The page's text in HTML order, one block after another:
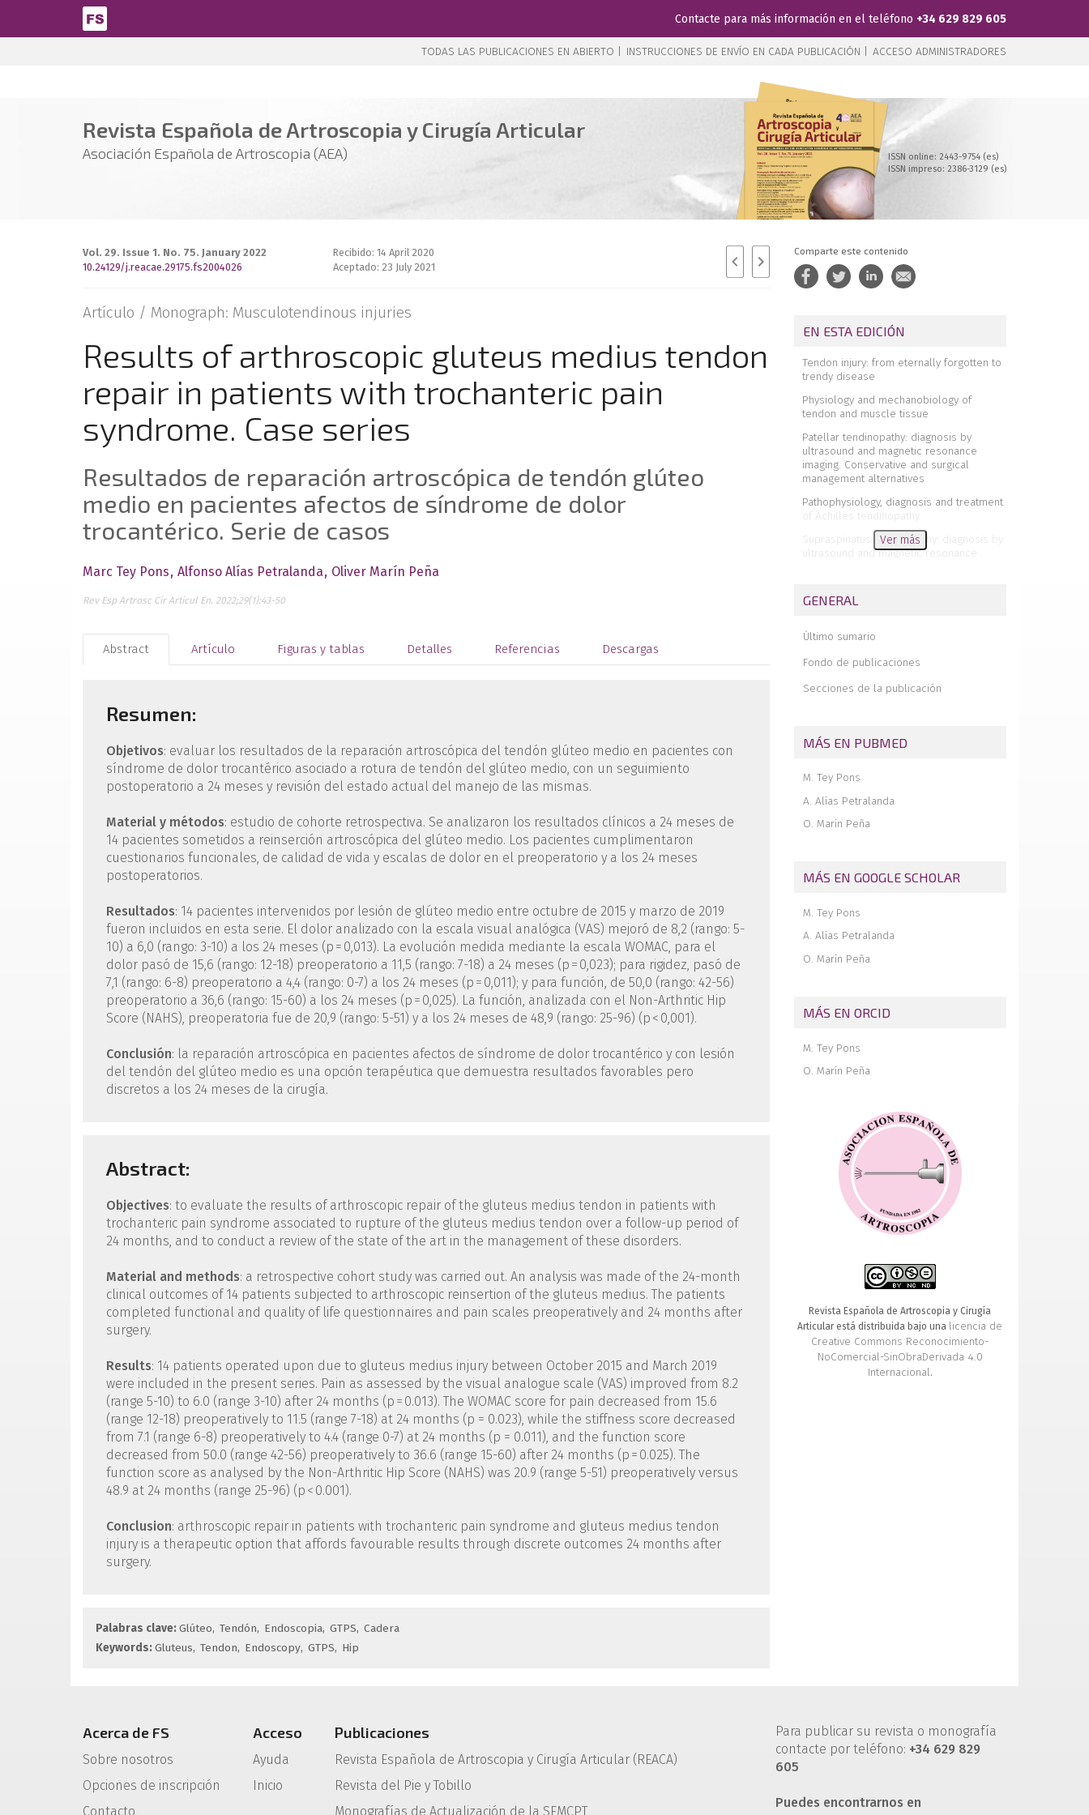
Pasar al contenido principal
Contacte para más información en el teléfono +34 629 829 605
TODAS LAS PUBLICACIONES EN ABIERTO | INSTRUCCIONES DE ENVÍO EN CADA PUBLICACIÓN | ACCESO ADMINISTRADORES
Revista Española de Artroscopia y Cirugía Articular
Asociación Española de Artroscopia (AEA)
ISSN online: 2443-9754 (es)
ISSN impreso: 2386-3129 (es)
Vol. 29. Issue 1. No. 75. January 2022
10.24129/j.reacae.29175.fs2004026
Recibido: 14 April 2020
Aceptado: 23 July 2021
Artículo / Monograph: Musculotendinous injuries
Results of arthroscopic gluteus medius tendon
repair in patients with trochanteric pain
syndrome. Case series
Resultados de reparación artroscópica de tendón glúteo
medio en pacientes afectos de síndrome de dolor
trocantérico. Serie de casos
Marc Tey Pons Alfonso Alías Petralanda Oliver Marín Peña
Rev Esp Artrosc Cir Articul En. 2022;29(1):43-50
Abstract Artículo Figuras y tablas Detalles Referencias Descargas
Resumen:
Objetivos: evaluar los resultados de la reparación artroscópica del tendón glúteo medio en pacientes con
síndrome de dolor trocantérico asociado a rotura de tendón del glúteo medio, con un seguimiento
postoperatorio a 24 meses y revisión del estado actual del manejo de las mismas.
Material y métodos: estudio de cohorte retrospectiva. Se analizaron los resultados clínicos a 24 meses de
14 pacientes sometidos a reinserción artroscópica del glúteo medio. Los pacientes cumplimentaron
cuestionarios funcionales, de calidad de vida y escalas de dolor en el preoperatorio y a los 24 meses
postoperatorios.
Resultados: 14 pacientes intervenidos por lesión de glúteo medio entre octubre de 2015 y marzo de 2019
fueron incluidos en esta serie. El dolor analizado con la escala visual analógica (VAS) mejoró de 8,2 (rango: 5-
10) a 6,0 (rango: 3-10) a los 24 meses (p = 0,013). La evolución medida mediante la escala WOMAC, para el
dolor pasó de 15,6 (rango: 12-18) preoperatorio a 11,5 (rango: 7-18) a 24 meses (p = 0,023); para rigidez, pasó de
7,1 (rango: 6-8) preoperatorio a 4,4 (rango: 0-7) a los 24 meses (p = 0,011); y para función, de 50,0 (rango: 42-56)
preoperatorio a 36,6 (rango: 15-60) a los 24 meses (p = 0,025). La función, analizada con el Non-Arthritic Hip
Score (NAHS), preoperatoria fue de 20,9 (rango: 5-51) y a los 24 meses de 48,9 (rango: 25-96) (p < 0,001).
Conclusión: la reparación artroscópica en pacientes afectos de síndrome de dolor trocantérico y con lesión
del tendón del glúteo medio es una opción terapéutica que demuestra resultados favorables pero
discretos a los 24 meses de la cirugía.
Abstract:
Objectives: to evaluate the results of arthroscopic repair of the gluteus medius tendon in patients with
trochanteric pain syndrome associated to rupture of the gluteus medius tendon over a follow-up period of
24 months, and to conduct a review of the state of the art in the management of these disorders.
Material and methods: a retrospective cohort study was carried out. An analysis was made of the 24-month
clinical outcomes of 14 patients subjected to arthroscopic reinsertion of the gluteus medius. The patients
completed functional and quality of life questionnaires and pain scales preoperatively and 24 months after
surgery.
Results: 14 patients operated upon due to gluteus medius injury between October 2015 and March 2019
were included in the present series. Pain as assessed by the visual analogue scale (VAS) improved from 8.2
(range 5-10) to 6.0 (range 3-10) after 24 months (p = 0.013). The WOMAC score for pain decreased from 15.6
(range 12-18) preoperatively to 11.5 (range 7-18) at 24 months (p = 0.023), while the stiffness score decreased
from 7.1 (range 6-8) preoperatively to 4.4 (range 0-7) at 24 months (p = 0.011), and the function score
decreased from 50.0 (range 42-56) preoperatively to 36.6 (range 15-60) after 24 months (p = 0.025). The
function score as analysed by the Non-Arthritic Hip Score (NAHS) was 20.9 (range 5-51) preoperatively versus
48.9 at 24 months (range 25-96) (p < 0.001).
Conclusion: arthroscopic repair in patients with trochanteric pain syndrome and gluteus medius tendon
injury is a therapeutic option that affords favourable results through discrete outcomes 24 months after
surgery.
Palabras clave:Glúteo Tendón Endoscopia GTPS Cadera
Keywords:Gluteus Tendon Endoscopy GTPS Hip
Comparte este contenido
EN ESTA EDICIÓN
Tendon injury: from eternally forgotten to
trendy disease
Physiology and mechanobiology of
tendon and muscle tissue
Patellar tendinopathy: diagnosis by
ultrasound and magnetic resonance
imaging. Conservative and surgical
management alternatives
Pathophysiology, diagnosis and treatment
of Achilles tendinopathy
Supraspinatus tendinopathy: diagnosis by
ultrasound and magnetic resonance
Results of arthroscopic gluteus
trochanteric pain syndrome. Case
Update on the diagnosis and treatment of
quadriceps muscle injuries
athletes: a narrative literature review
tendon. Treatment from start to finish
Inverted cyclops
Ver más
GENERAL
Último sumario
Fondo de publicaciones
Secciones de la publicación
MÁS EN PUBMED
M. Tey Pons
A. Alías Petralanda
O. Marín Peña
MÁS EN GOOGLE SCHOLAR
M. Tey Pons
A. Alías Petralanda
O. Marín Peña
MÁS EN ORCID
M. Tey Pons
O. Marín Peña
Revista Española de Artroscopia y Cirugía
Articular está distribuida bajo una licencia de
Creative Commons Reconocimiento-
NoComercial-SinObraDerivada 4.0
Internacional.
Acerca de FS
Sobre nosotros
Opciones de inscripción
Contacto
Acceso
Ayuda
Inicio
Publicaciones
Revista Española de Artroscopia y Cirugía Articular (REACA)
Revista del Pie y Tobillo
Monografías de Actualización de la SEMCPT
Para publicar su revista o monografía
contacte por teléfono: +34 629 829
605
Puedes encontrarnos en